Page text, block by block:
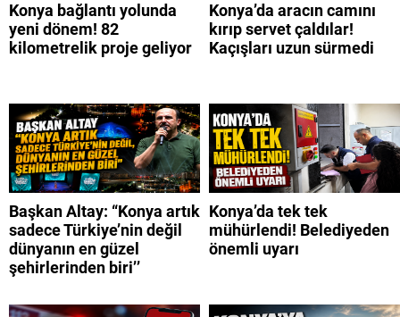
Konya bağlantı yolunda
yeni dönem! 82
kilometrelik proje geliyor
Konya’da aracın camını
kırıp servet çaldılar!
Kaçışları uzun sürmedi
Başkan Altay: “Konya artık
sadece Türkiye’nin değil
dünyanın en güzel
şehirlerinden biri’’
Konya’da tek tek
mühürlendi! Belediyeden
önemli uyarı